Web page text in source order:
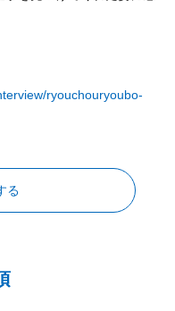
ryouchouryoubo-
る